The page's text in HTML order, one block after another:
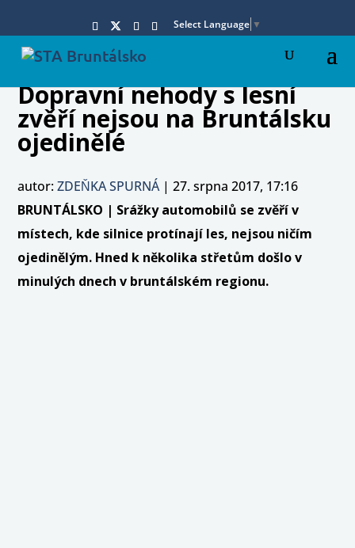
Select Language ▼
Dopravní nehody s lesní
zvěří nejsou na Bruntálsku
ojedinělé
autor:ZDEŇKA SPURNÁ|27. srpna 2017, 17:16
BRUNTÁLSKO | Srážky automobilů se zvěří v
místech, kde silnice protínají les, nejsou ničím
ojedinělým. Hned k několika střetům došlo v
minulých dnech v bruntálském regionu.